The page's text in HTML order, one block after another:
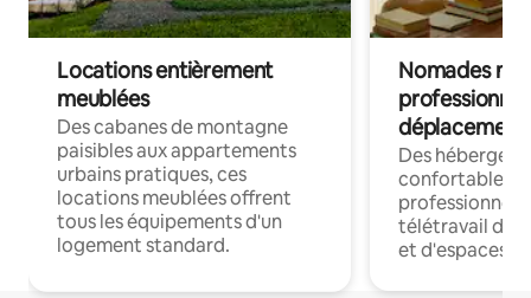
Locations entièrement
meublées
Des cabanes de montagne
paisibles aux appartements
urbains pratiques, ces
locations meublées offrent
tous les équipements d'un
logement standard.
Nomades
déplacement
Des
confortables
professionnels
télétravail
et d'espaces